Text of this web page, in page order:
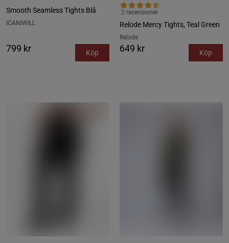
Smooth Seamless Tights Blå
ICANIWILL
799 kr Köp
Relode Mercy Tights, Teal Green
2 recensioner
Relode
649 kr Köp